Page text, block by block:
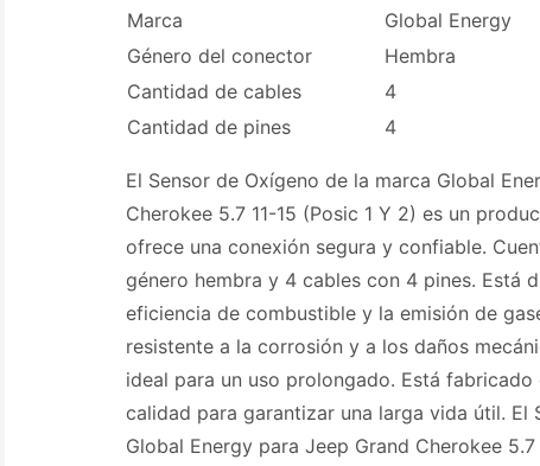
Marca
Global Energy
Género del conector
Hembra
Cantidad de cables
4
Cantidad de pines
4
El Sensor de Oxígeno de la marca Global
Cherokee 5.7 11-15 (Posic 1 Y 2) es un
ofrece una conexión segura y confiable.
género hembra y 4 cables con 4 pines. Está
eficiencia de combustible y la emisión de
resistente a la corrosión y a los daños
ideal para un uso prolongado. Está
calidad para garantizar una larga vida útil. El
Global Energy para Jeep Grand Cherokee 5.7